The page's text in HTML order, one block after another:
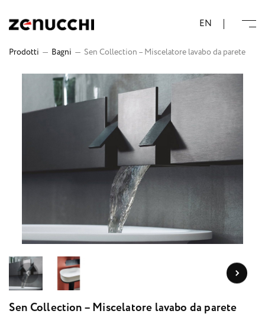
EN
Prodotti — Bagni — Sen Collection – Miscelatore lavabo da parete
Sen Collection – Miscelatore lavabo da parete